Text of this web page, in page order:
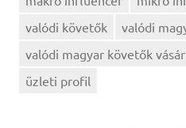
valódi követők
valódi
valódi magyar követők
üzleti profil